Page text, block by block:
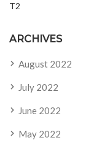
T2
ARCHIVES
August 2022
July 2022
June 2022
May 2022